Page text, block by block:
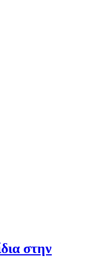
στην